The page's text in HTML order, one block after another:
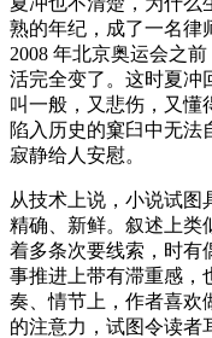
熟的年纪，成了一名律
2008 年北京奥运会之
活完全变了。这时夏冲
叫一般，又悲伤，又懂
陷入历史的窠臼中无法
寂静给人安慰。
从技术上说，小说试图
精确、新鲜。叙述上类
着多条次要线索，时有
事推进上带有滞重感，
奏、情节上，作者喜欢
的注意力，试图令读者